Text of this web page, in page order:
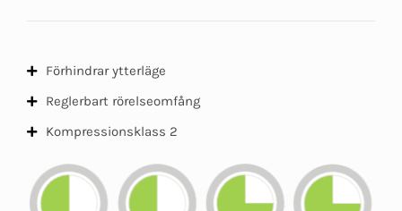
Förhindrar ytterläge
Reglerbart rörelseomfång
Kompressionsklass 2